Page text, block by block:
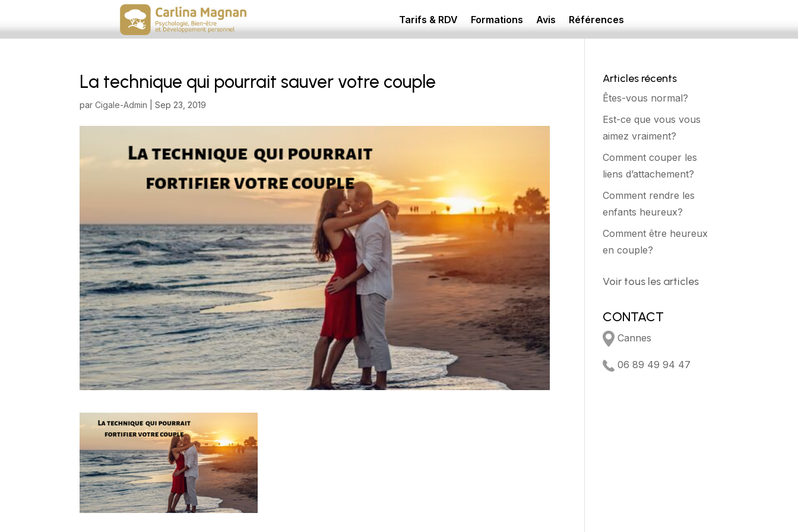
Tarifs & RDV Formations Avis Références
La technique qui pourrait sauver votre couple
parCigale-Admin |Sep 23, 2019
Articles récents
Êtes-vous normal?
Est-ce que vous vous
aimez vraiment?
Comment couper les
liens d’attachement?
Comment rendre les
enfants heureux?
Comment être heureux
en couple?
Voir tous les articles
CONTACT
Cannes
06 89 49 94 47